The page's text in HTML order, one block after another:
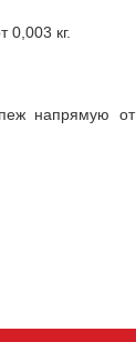
кг.
напрямую от